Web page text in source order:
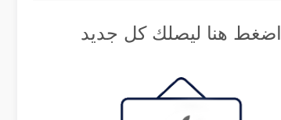
اضغط هنا ليصلك كل جديد